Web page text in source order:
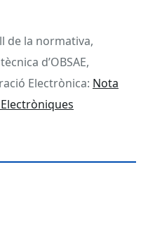
de la normativa,
d’OBSAE,
Electrònica: Nota